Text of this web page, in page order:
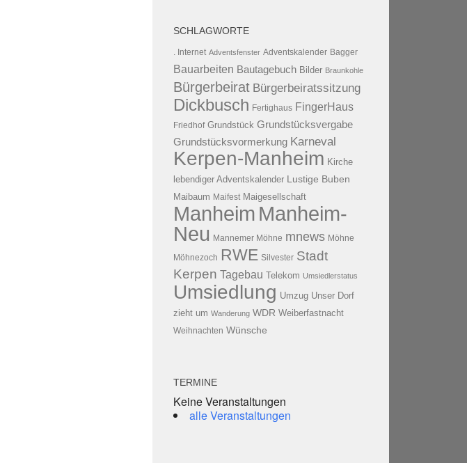
SCHLAGWORTE
. Internet Adventsfenster Adventskalender Bagger
Bauarbeiten Bautagebuch Bilder Braunkohle
Bürgerbeirat Bürgerbeiratssitzung
Dickbusch Fertighaus FingerHaus
Friedhof Grundstück Grundstücksvergabe
Grundstücksvormerkung Karneval
Kerpen-Manheim Kirche
lebendiger Adventskalender Lustige Buben
Maibaum Maifest Maigesellschaft
Manheim Manheim-
Neu Mannemer Möhne mnews Möhne
Möhnezoch RWE Silvester Stadt
Kerpen Tagebau Telekom Umsiedlerstatus
Umsiedlung Umzug Unser Dorf
zieht um Wanderung WDR Weiberfastnacht
Weihnachten Wünsche
TERMINE
Keine Veranstaltungen
alle Veranstaltungen